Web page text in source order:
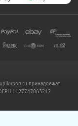
принадлежат
1127747063212